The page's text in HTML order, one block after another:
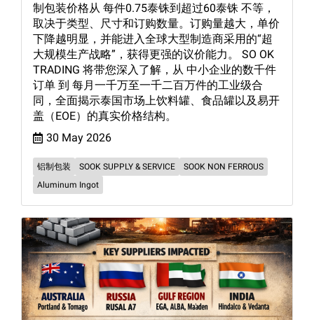
制包装价格从 每件0.75泰铢到超过60泰铢 不等，
取决于类型、尺寸和订购数量。订购量越大，单价
下降越明显，并能进入全球大型制造商采用的“超
大规模生产战略”，获得更强的议价能力。 SO OK
TRADING 将带您深入了解，从 中小企业的数千件
订单 到 每月一千万至一千二百万件的工业级合
同，全面揭示泰国市场上饮料罐、食品罐以及易开
盖（EOE）的真实价格结构。
30 May 2026
铝制包装 SOOK SUPPLY & SERVICE
SOOK NON FERROUS
Aluminum Ingot